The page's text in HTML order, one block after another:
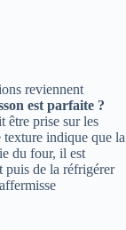
reviennent
est parfaite ?
être prise sur les
texture indique que la
du four, il est
puis de la réfrigérer